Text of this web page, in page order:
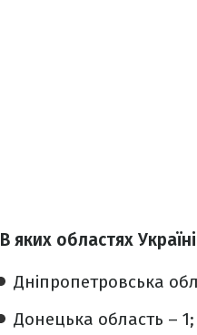
В яких областях
Дніпропетровська
Донецька область – 1;